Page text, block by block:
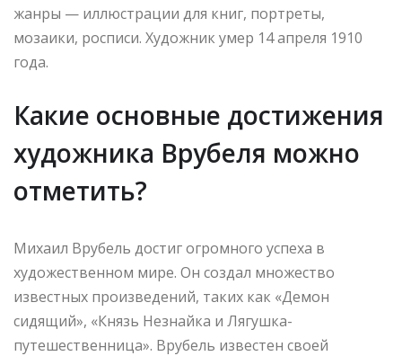
жанры — иллюстрации для книг, портреты,
мозаики, росписи. Художник умер 14 апреля 1910
года.
Какие основные достижения
художника Врубеля можно
отметить?
Михаил Врубель достиг огромного успеха в
художественном мире. Он создал множество
известных произведений, таких как «Демон
сидящий», «Князь Незнайка и Лягушка-
путешественница». Врубель известен своей